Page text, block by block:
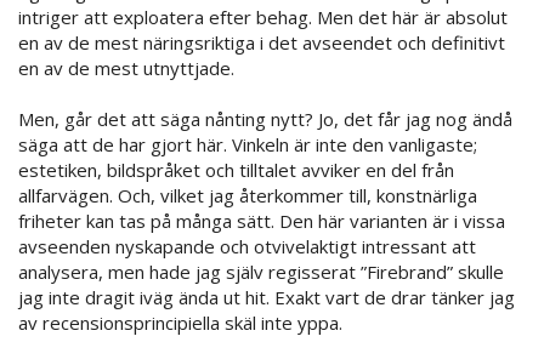
intriger att exploatera efter behag. Men det här är absolut
en av de mest näringsriktiga i det avseendet och definitivt
en av de mest utnyttjade.
Men, går det att säga nånting nytt? Jo, det får jag nog ändå
säga att de har gjort här. Vinkeln är inte den vanligaste;
estetiken, bildspråket och tilltalet avviker en del från
allfarvägen. Och, vilket jag återkommer till, konstnärliga
friheter kan tas på många sätt. Den här varianten är i vissa
avseenden nyskapande och otvivelaktigt intressant att
analysera, men hade jag själv regisserat ”Firebrand” skulle
jag inte dragit iväg ända ut hit. Exakt vart de drar tänker jag
av recensionsprincipiella skäl inte yppa.